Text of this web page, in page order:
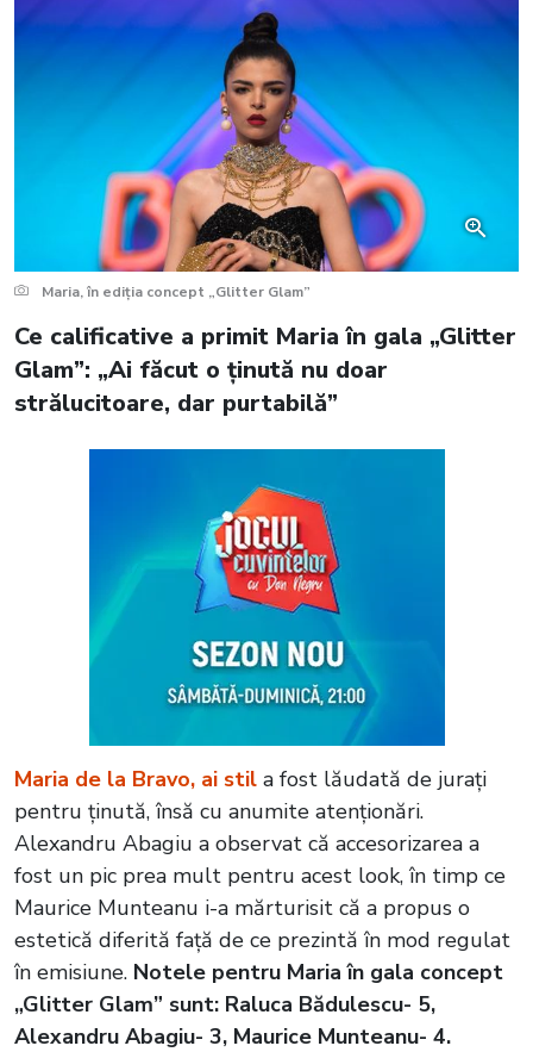
Maria, în ediția concept „Glitter Glam”
Ce calificative a primit Maria în gala „Glitter
Glam”: „Ai făcut o ținută nu doar
strălucitoare, dar purtabilă”
Maria de la Bravo, ai stil a fost lăudată de jurați
pentru ținută, însă cu anumite atenționări.
Alexandru Abagiu a observat că accesorizarea a
fost un pic prea mult pentru acest look, în timp ce
Maurice Munteanu i-a mărturisit că a propus o
estetică diferită față de ce prezintă în mod regulat
în emisiune. Notele pentru Maria în gala concept
„Glitter Glam” sunt: Raluca Bădulescu- 5,
Alexandru Abagiu- 3, Maurice Munteanu- 4.